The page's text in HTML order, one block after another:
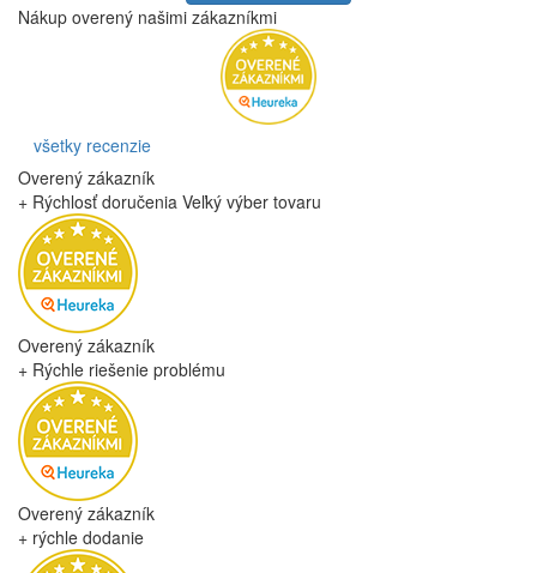
Nákup overený našimi zákazníkmi
všetky recenzie
Overený zákazník
+ Rýchlosť doručenia Veľký výber tovaru
Overený zákazník
+ Rýchle riešenie problému
Overený zákazník
+ rýchle dodanie